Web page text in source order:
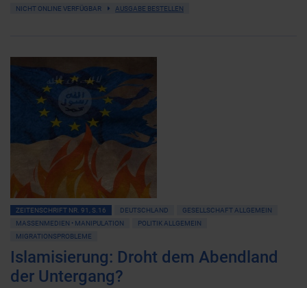
NICHT ONLINE VERFÜGBAR AUSGABE BESTELLEN
ZEITENSCHRIFT NR. 91, S.16 DEUTSCHLAND
GESELLSCHAFT ALLGEMEIN
MASSENMEDIEN • MANIPULATION
POLITIK ALLGEMEIN
MIGRATIONSPROBLEME
Islamisierung: Droht dem Abendland
der Untergang?